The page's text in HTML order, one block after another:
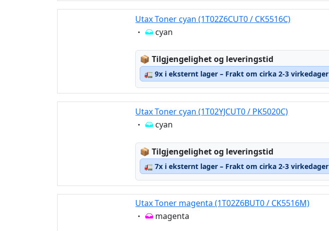
Utax Toner cyan (1T02Z6CUT0 / CK5516C)
Eigenschaft:
cyan
📦Lagerstatus:
Tilgjengelighet og leveringstid
🚛 9x i eksternt lager – Frakt om cirka 2-3 virkedager
Utax Toner cyan (1T02YJCUT0 / PK5020C)
Eigenschaft:
cyan
📦Lagerstatus:
Tilgjengelighet og leveringstid
🚛 7x i eksternt lager – Frakt om cirka 2-3 virkedager
Utax Toner magenta (1T02Z6BUT0 / CK5516M)
Eigenschaft:
magenta